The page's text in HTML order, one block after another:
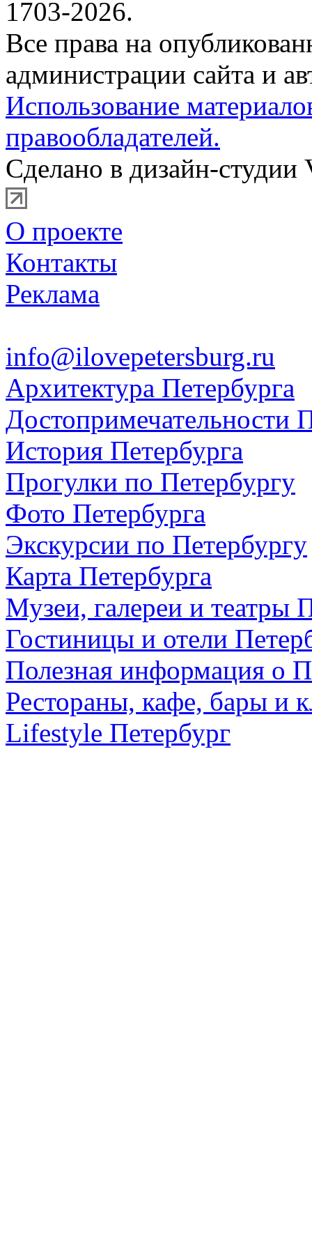
1703-2026.
Все права на
администрации сайта и
Использование
правообладателей.
Сделано в дизайн-студии
О проекте
Контакты
Реклама
info@ilovepetersburg.ru
Архитектура Петербурга
Достопримечательности
История Петербурга
Прогулки по Петербургу
Фото Петербурга
Экскурсии по Петербургу
Карта Петербурга
Музеи, галереи и театры
Гостиницы и отели
Полезная информация о
Рестораны, кафе, бары и
Lifestyle Петербург